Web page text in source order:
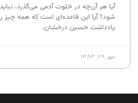
آیا هر آن‌چه در خلوت آدمی می‌گذرد،‌
شود؟ آیا این قاعده‌ای است که همه چیز
یادداشت حسین درخشان،‌
مهر ۲۸, ۱۳۸۳